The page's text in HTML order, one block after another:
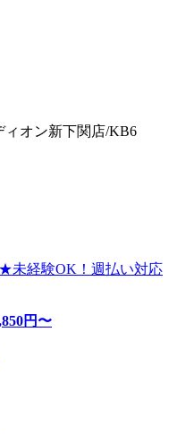
オン新下関店/KB6
未経験OK！週払い対応
円〜